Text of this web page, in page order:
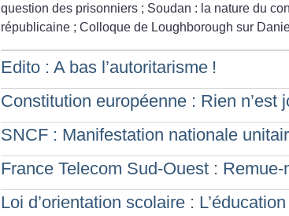
question des prisonniers ; Soudan : la nature du
républicaine ; Colloque de Loughborough sur
Edito : A bas l’autoritarisme !
Constitution européenne : Rien n’est
SNCF : Manifestation nationale
France Telecom Sud-Ouest :
Loi d’orientation scolaire :